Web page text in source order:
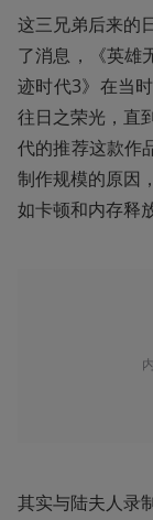
这三兄弟后来的
了消息，《英雄
迹时代3》在当
往日之荣光，直
代的推荐这款作
制作规模的原因
如卡顿和内存释
其实与陆夫人录